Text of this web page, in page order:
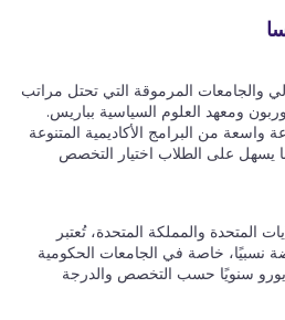
والجامعات المرموقة التي تحتل مراتب
ومعهد العلوم السياسية بباريس.
واسعة من البرامج الأكاديمية المتنوعة
يسهل على الطلاب اختيار التخصص
المتحدة والمملكة المتحدة، تُعتبر
نسبيًا، خاصة في الجامعات الحكومية
حيث تتراوح بين 170 إلى 620 يورو سنويًا حسب التخصص والدرجة